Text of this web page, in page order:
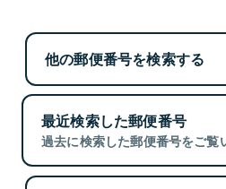
他の郵便番号を検索する
最近検索した郵便番号
過去に検索した郵便番号をご覧